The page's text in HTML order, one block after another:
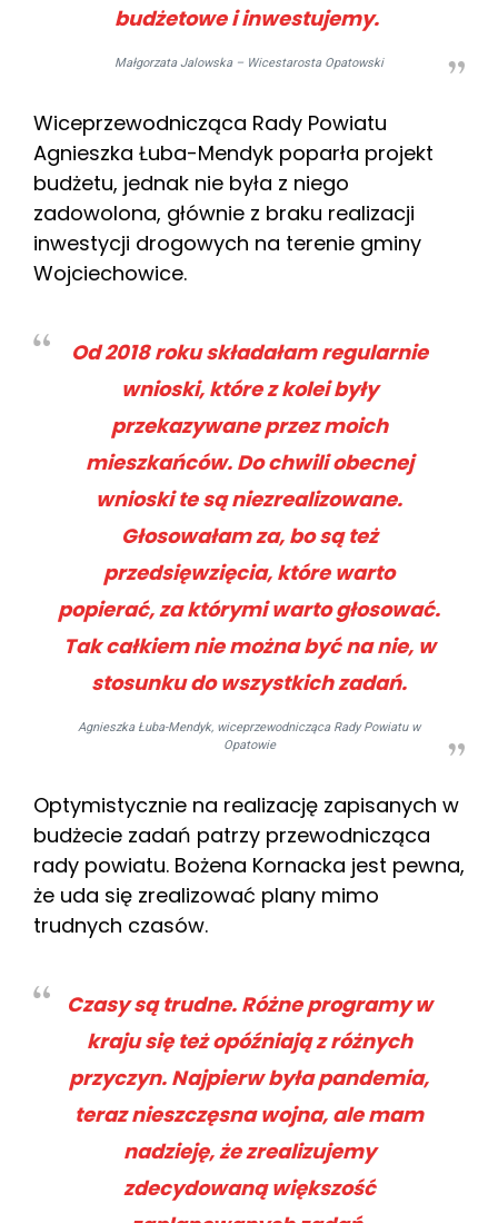
budżetowe i inwestujemy.
Małgorzata Jalowska – Wicestarosta Opatowski
Wiceprzewodnicząca Rady Powiatu
Agnieszka Łuba-Mendyk poparła projekt
budżetu, jednak nie była z niego
zadowolona, głównie z braku realizacji
inwestycji drogowych na terenie gminy
Wojciechowice.
Od 2018 roku składałam regularnie
wnioski, które z kolei były
przekazywane przez moich
mieszkańców. Do chwili obecnej
wnioski te są niezrealizowane.
Głosowałam za, bo są też
przedsięwzięcia, które warto
popierać, za którymi warto głosować.
Tak całkiem nie można być na nie, w
stosunku do wszystkich zadań.
Agnieszka Łuba-Mendyk, wiceprzewodnicząca Rady Powiatu w
Opatowie
Optymistycznie na realizację zapisanych w
budżecie zadań patrzy przewodnicząca
rady powiatu. Bożena Kornacka jest pewna,
że uda się zrealizować plany mimo
trudnych czasów.
Czasy są trudne. Różne programy w
kraju się też opóźniają z różnych
przyczyn. Najpierw była pandemia,
teraz nieszczęsna wojna, ale mam
nadzieję, że zrealizujemy
zdecydowaną większość